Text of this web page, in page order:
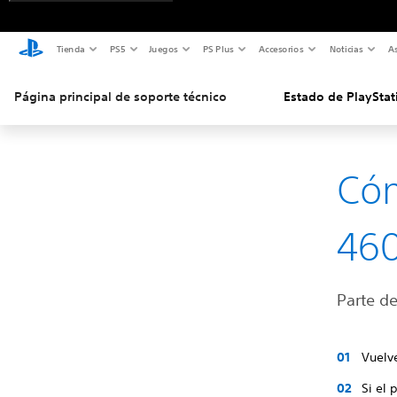
Tienda PS5 Juegos PS Plus Accesorios Noticias
Página principal de soporte técnico Estado de
Parte
Si el